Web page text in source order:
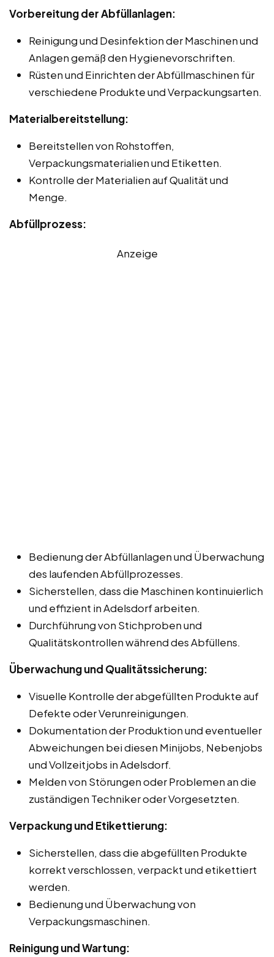
Vorbereitung der Abfüllanlagen:
Reinigung und Desinfektion der Maschinen und
Anlagen gemäß den Hygienevorschriften.
Rüsten und Einrichten der Abfüllmaschinen für
verschiedene Produkte und Verpackungsarten.
Materialbereitstellung:
Bereitstellen von Rohstoffen,
Verpackungsmaterialien und Etiketten.
Kontrolle der Materialien auf Qualität und
Menge.
Abfüllprozess:
Anzeige
Bedienung der Abfüllanlagen und Überwachung
des laufenden Abfüllprozesses.
Sicherstellen, dass die Maschinen kontinuierlich
und effizient in Adelsdorf arbeiten.
Durchführung von Stichproben und
Qualitätskontrollen während des Abfüllens.
Überwachung und Qualitätssicherung:
Visuelle Kontrolle der abgefüllten Produkte auf
Defekte oder Verunreinigungen.
Dokumentation der Produktion und eventueller
Abweichungen bei diesen Minijobs, Nebenjobs
und Vollzeitjobs in Adelsdorf.
Melden von Störungen oder Problemen an die
zuständigen Techniker oder Vorgesetzten.
Verpackung und Etikettierung:
Sicherstellen, dass die abgefüllten Produkte
korrekt verschlossen, verpackt und etikettiert
werden.
Bedienung und Überwachung von
Verpackungsmaschinen.
Reinigung und Wartung: